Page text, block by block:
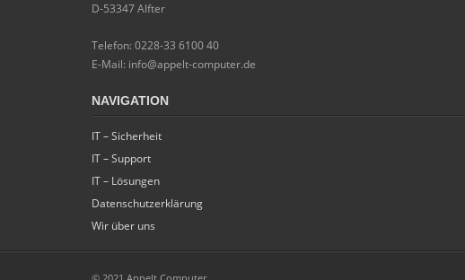
D-53347 Alfter
Telefon: 0228-33 6100 40
E-Mail: info@appelt-computer.de
NAVIGATION
IT – Sicherheit
IT – Support
IT – Lösungen
Datenschutzerklärung
Wir über uns